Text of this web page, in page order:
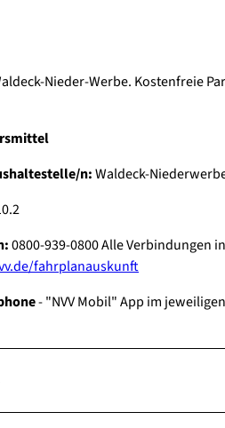
Nieder-Werbe. Kostenfreie
n:Waldeck-
0800-939-0800 Alle Verbindungen
fahrplanauskunft
- "NVV Mobil" App im